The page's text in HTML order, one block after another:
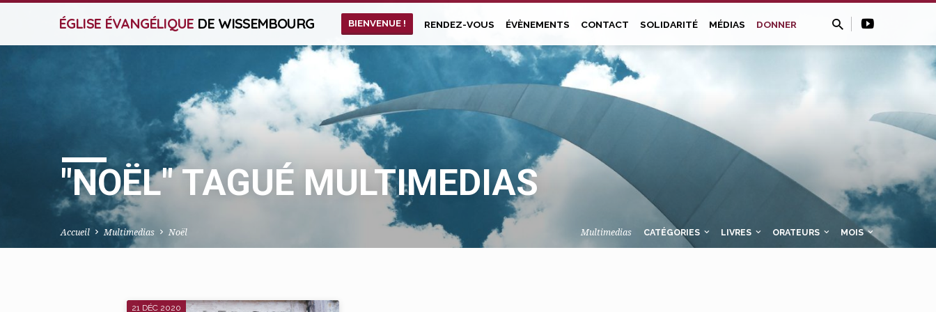
ÉGLISE ÉVANGÉLIQUE DE WISSEMBOURG BIENVENUE ! RENDEZ-VOUS ÉVÈNEMENTS CONTACT SOLIDARITÉ MÉDIAS DONNER
"NOËL" TAGUÉ MULTIMEDIAS
Accueil Multimedias Noël Multimedias CATÉGORIES LIVRES ORATEURS MOIS
21 DÉC 2020